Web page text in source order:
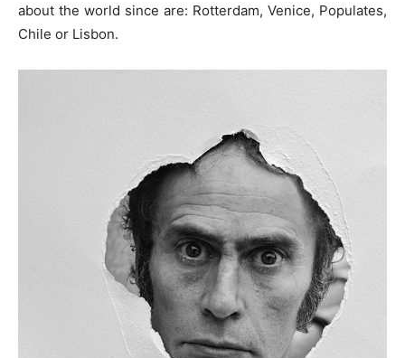
about the world since are: Rotterdam, Venice, Populates,
Chile or Lisbon.